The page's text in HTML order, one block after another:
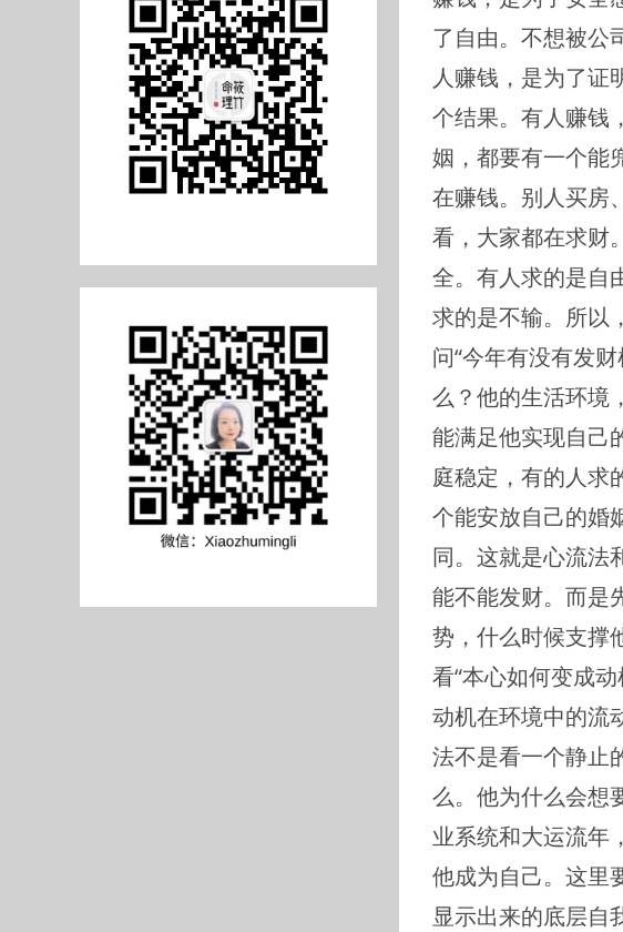
了自由。不想被公
人赚钱，是为了证
个结果。有人赚钱
姻，都要有一个能
在赚钱。别人买房
看，大家都在求财
全。有人求的是自
求的是不输。所以
问“今年有没有发
么？他的生活环境
能满足他实现自己
庭稳定，有的人求
个能安放自己的婚
同。这就是心流法
能不能发财。而是
势，什么时候支撑
看“本心如何变成
动机在环境中的流
法不是看一个静止
么。他为什么会想
业系统和大运流年
他成为自己。这里
显示出来的底层自